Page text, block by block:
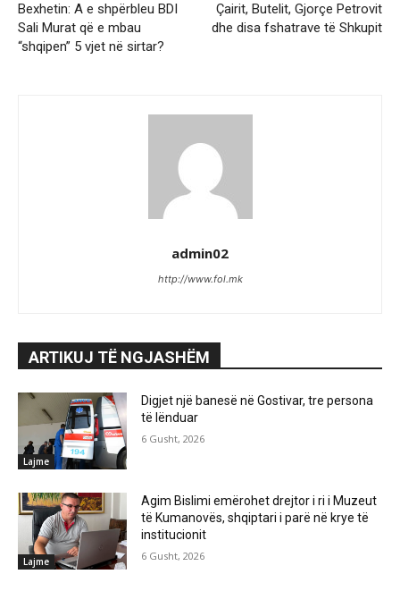
Bexhetin: A e shpërbleu BDI
Sali Murat që e mbau
“shqipen” 5 vjet në sirtar?
Çairit, Butelit, Gjorçe Petrovit
dhe disa fshatrave të Shkupit
admin02
http://www.fol.mk
ARTIKUJ TË NGJASHËM
Lajme
Digjet një banesë në Gostivar, tre persona
të lënduar
6 Gusht, 2026
Lajme
Agim Bislimi emërohet drejtor i ri i Muzeut
të Kumanovës, shqiptari i parë në krye të
institucionit
6 Gusht, 2026